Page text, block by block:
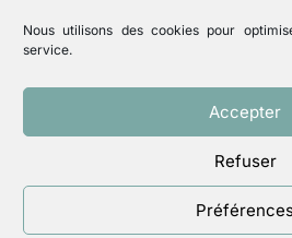
Nous utilisons des cookies pour
service.
Accepter
Refuser
Lutte contre les abus
Mentions légales
Politique de confidentialité
ACCK